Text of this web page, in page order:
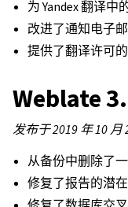
为 Yandex 翻译中
改进了通知电子邮
提供了翻译许可的
Weblate
发布于 2019 年 10 月
从备份中删除了
修复了报告的潜在